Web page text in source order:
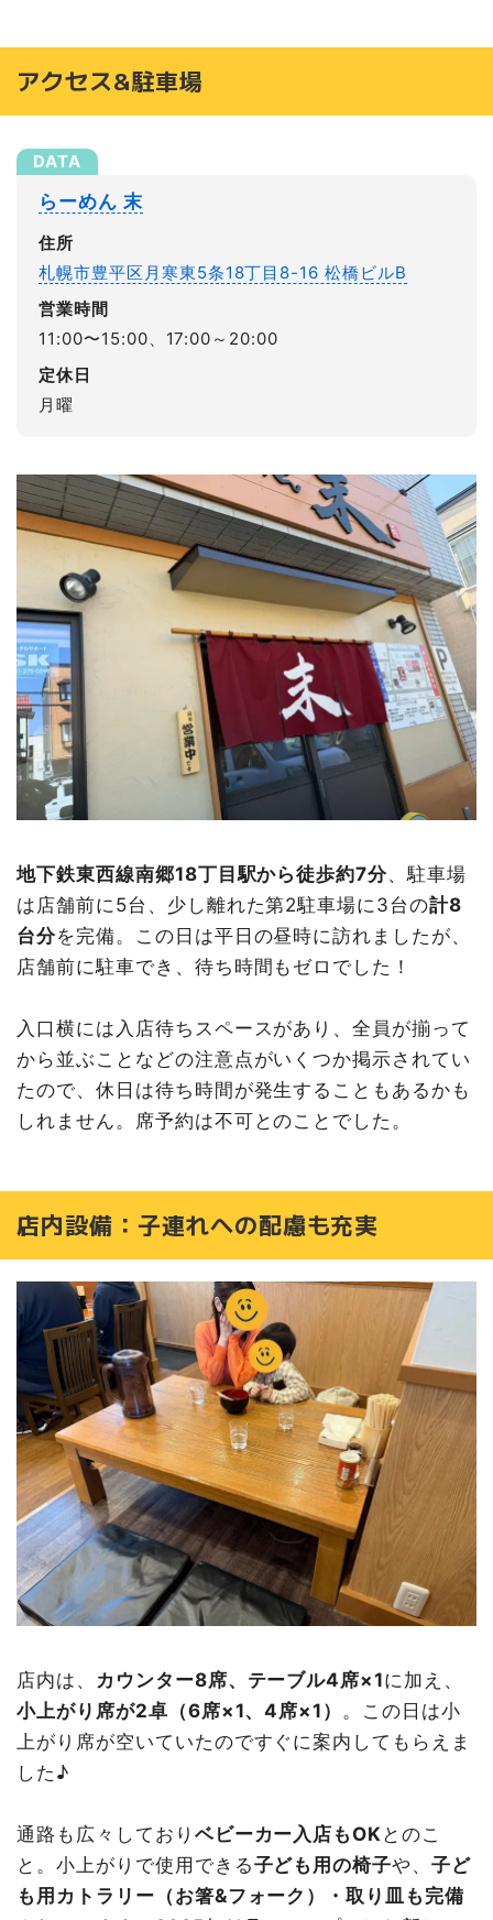
アクセス&駐車場
らーめん 末
住所
札幌市豊平区月寒東5条18丁目8-16 松橋ビルB
営業時間
11:00〜15:00、17:00～20:00
定休日
月曜
地下鉄東西線南郷18丁目駅から徒歩約7分、駐車場
は店舗前に5台、少し離れた第2駐車場に3台の計8
台分を完備。この日は平日の昼時に訪れましたが、
店舗前に駐車でき、待ち時間もゼロでした！
入口横には入店待ちスペースがあり、全員が揃って
から並ぶことなどの注意点がいくつか掲示されてい
たので、休日は待ち時間が発生することもあるかも
しれません。席予約は不可とのことでした。
店内設備：子連れへの配慮も充実
店内は、 カウンター8席、テーブル4席×1に加え、
小上がり席が2卓（6席×1、4席×1） 。この日は小
上がり席が空いていたのですぐに案内してもらえま
した♪
通路も広々しており ベビーカー入店もOK とのこ
と。小上がりで使用できる子ども用の椅子や、子ど
も用カトラリー（お箸&フォーク）・取り皿も完備